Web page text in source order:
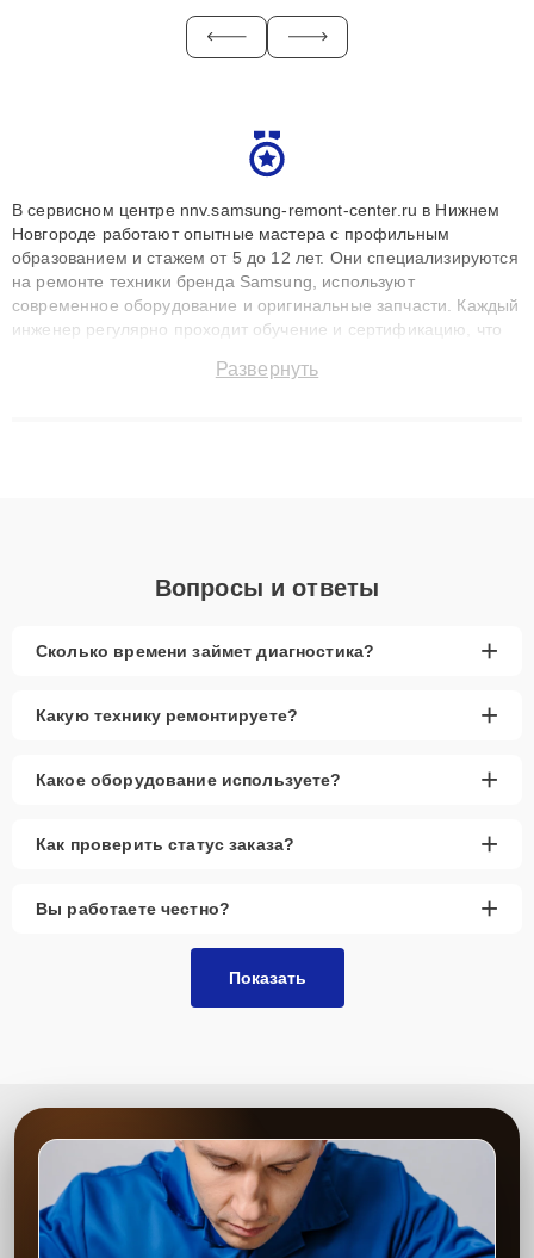
В сервисном центре nnv.samsung-remont-center.ru в Нижнем
Новгороде работают опытные мастера с профильным
образованием и стажем от 5 до 12 лет. Они специализируются
на ремонте техники бренда Samsung, используют
современное оборудование и оригинальные запчасти. Каждый
инженер регулярно проходит обучение и сертификацию, что
восстанавливать технику с сохранением гарантии до 3 лет.
Развернуть
Вопросы и ответы
Сколько времени займет диагностика? +
Какую технику ремонтируете? +
Какое оборудование используете? +
Как проверить статус заказа? +
Вы работаете честно? +
Показать